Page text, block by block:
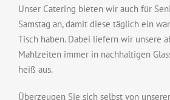
Unser Catering bieten wir auch für
Samstag an, damit diese täglich ein
Tisch haben. Dabei liefern wir unsere
Mahlzeiten immer in nachhaltigen
heiß aus.
Überzeugen Sie sich selbst von